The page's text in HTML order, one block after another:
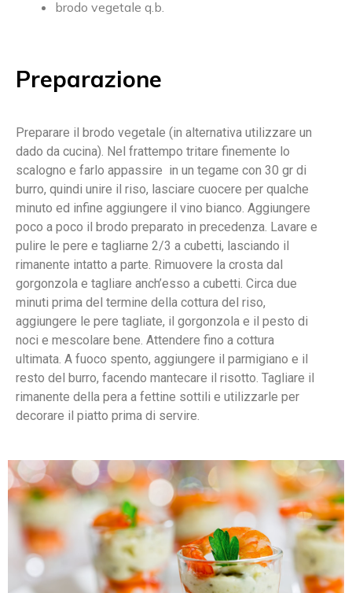
brodo vegetale q.b.
Preparazione
Preparare il brodo vegetale (in alternativa utilizzare un
dado da cucina). Nel frattempo tritare finemente lo
scalogno e farlo appassire in un tegame con 30 gr di
burro, quindi unire il riso, lasciare cuocere per qualche
minuto ed infine aggiungere il vino bianco. Aggiungere
poco a poco il brodo preparato in precedenza. Lavare e
pulire le pere e tagliarne 2/3 a cubetti, lasciando il
rimanente intatto a parte. Rimuovere la crosta dal
gorgonzola e tagliare anch’esso a cubetti. Circa due
minuti prima del termine della cottura del riso,
aggiungere le pere tagliate, il gorgonzola e il pesto di
noci e mescolare bene. Attendere fino a cottura
ultimata. A fuoco spento, aggiungere il parmigiano e il
resto del burro, facendo mantecare il risotto. Tagliare il
rimanente della pera a fettine sottili e utilizzarle per
decorare il piatto prima di servire.